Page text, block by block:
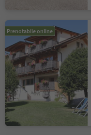
Prenotabile online